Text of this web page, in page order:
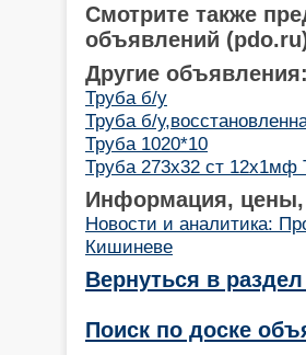
Смотрите также
объявлений
Другие объявления:
Труба б/у
Труба б/
Труба 1020*10
Труба 273х32 ст 12х1мф
Информация, цены,
Новости и аналитика:
Кишиневе
Вернуться в
Поиск по доске